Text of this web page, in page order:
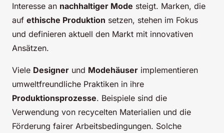
Interesse an nachhaltiger Mode steigt. Marken, die
auf ethische Produktion setzen, stehen im Fokus
und definieren aktuell den Markt mit innovativen
Ansätzen.
Viele Designer und Modehäuser implementieren
umweltfreundliche Praktiken in ihre
Produktionsprozesse. Beispiele sind die
Verwendung von recycelten Materialien und die
Förderung fairer Arbeitsbedingungen. Solche